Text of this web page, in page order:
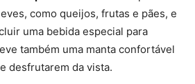
como queijos, frutas e pães, e
uma bebida especial para
também uma manta confortável
desfrutarem da vista.